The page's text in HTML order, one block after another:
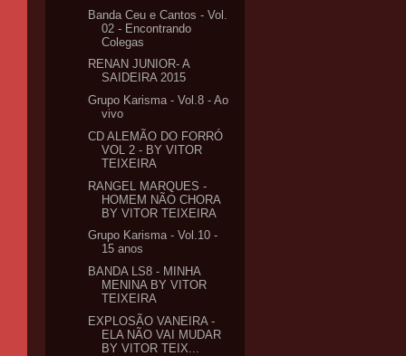
Banda Ceu e Cantos - Vol.
02 - Encontrando
Colegas
RENAN JUNIOR- A
SAIDEIRA 2015
Grupo Karisma - Vol.8 - Ao
vivo
CD ALEMÃO DO FORRÓ
VOL 2 - BY VITOR
TEIXEIRA
RANGEL MARQUES -
HOMEM NÃO CHORA
BY VITOR TEIXEIRA
Grupo Karisma - Vol.10 -
15 anos
BANDA LS8 - MINHA
MENINA BY VITOR
TEIXEIRA
EXPLOSÃO VANEIRA -
ELA NÃO VAI MUDAR
BY VITOR TEIX...